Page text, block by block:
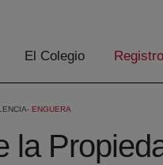
El Colegio
ENGUERA
la